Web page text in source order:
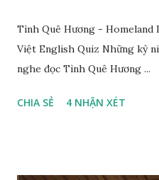
Tình Quê Hương -
Việt English Quiz Những kỷ
nghe đọc Tình Quê Hương ...
CHIA SẺ 4 NHẬN XÉT